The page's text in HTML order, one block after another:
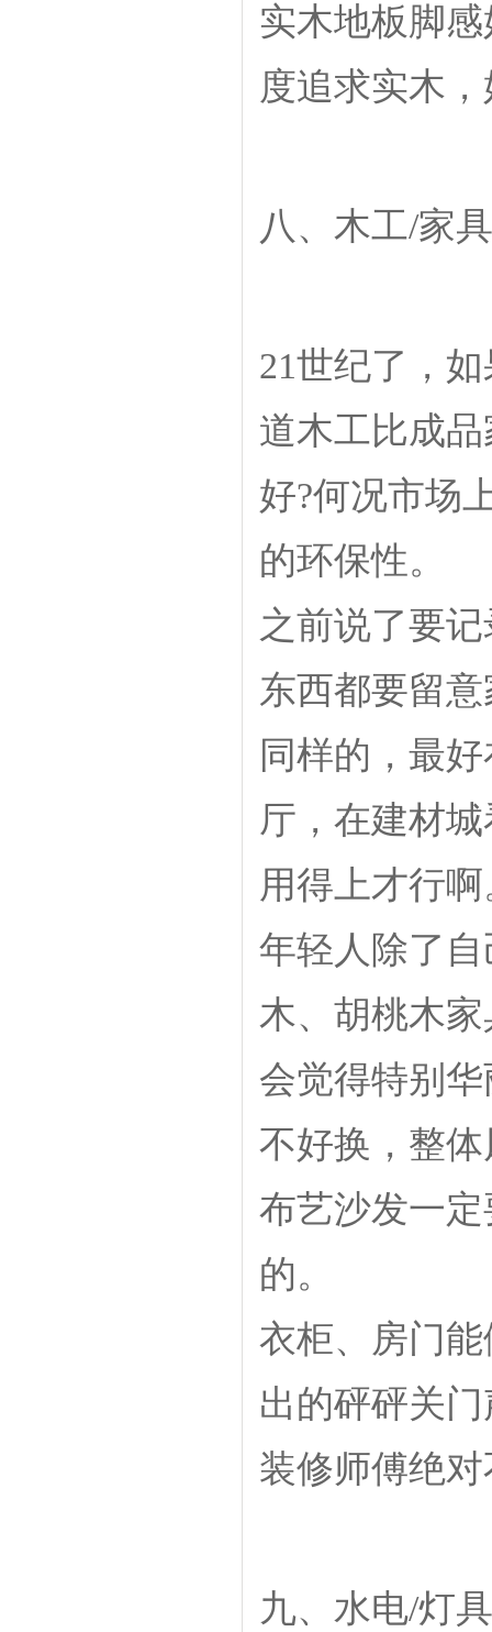
实木地板脚
度追求实木
八、木工/家具
21世纪了，
道木工比成
好?何况市场
的环保性。
之前说了要
东西都要留
同样的，最
厅，在建材
用得上才行啊
年轻人除了
木、胡桃木
会觉得特别
不好换，整
布艺沙发一
的。
衣柜、房门
出的砰砰关
装修师傅绝
九、水电/灯具